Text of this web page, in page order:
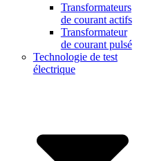
Transformateurs
de courant actifs
Transformateur
de courant pulsé
Technologie de test
électrique